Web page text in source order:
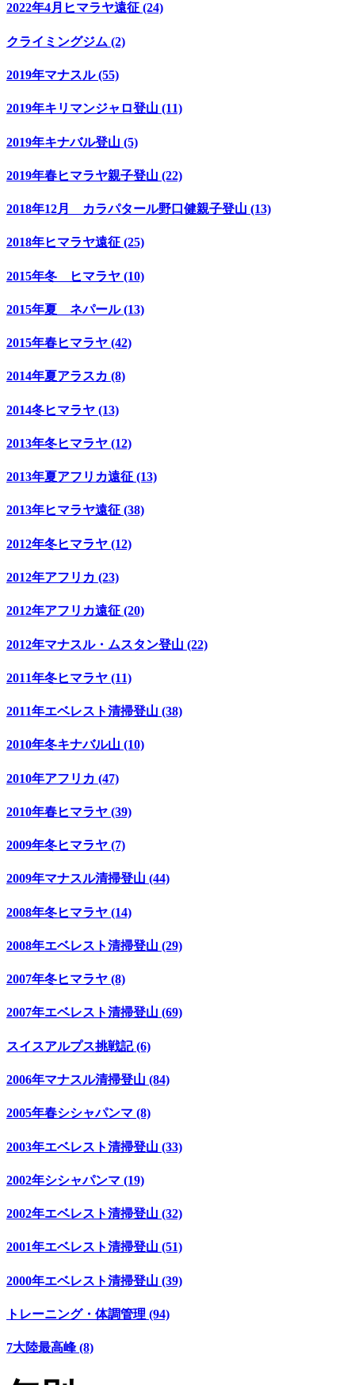
2022年4月ヒマラヤ遠征 (24)
クライミングジム (2)
2019年マナスル (55)
2019年キリマンジャロ登山 (11)
2019年キナバル登山 (5)
2019年春ヒマラヤ親子登山 (22)
2018年12月 カラパタール野口健親子登山 (13)
2018年ヒマラヤ遠征 (25)
2015年冬 ヒマラヤ (10)
2015年夏 ネパール (13)
2015年春ヒマラヤ (42)
2014年夏アラスカ (8)
2014冬ヒマラヤ (13)
2013年冬ヒマラヤ (12)
2013年夏アフリカ遠征 (13)
2013年ヒマラヤ遠征 (38)
2012年冬ヒマラヤ (12)
2012年アフリカ (23)
2012年アフリカ遠征 (20)
2012年マナスル・ムスタン登山 (22)
2011年冬ヒマラヤ (11)
2011年エベレスト清掃登山 (38)
2010年冬キナバル山 (10)
2010年アフリカ (47)
2010年春ヒマラヤ (39)
2009年冬ヒマラヤ (7)
2009年マナスル清掃登山 (44)
2008年冬ヒマラヤ (14)
2008年エベレスト清掃登山 (29)
2007年冬ヒマラヤ (8)
2007年エベレスト清掃登山 (69)
スイスアルプス挑戦記 (6)
2006年マナスル清掃登山 (84)
2005年春シシャパンマ (8)
2003年エベレスト清掃登山 (33)
2002年シシャパンマ (19)
2002年エベレスト清掃登山 (32)
2001年エベレスト清掃登山 (51)
2000年エベレスト清掃登山 (39)
トレーニング・体調管理 (94)
7大陸最高峰 (8)